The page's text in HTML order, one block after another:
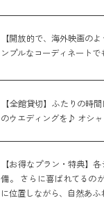
【開放的で、海外映画の
ンプルなコーディネート
【全館貸切】ふたりの時
のウエディングを♪ オシャ
【お得なプラン・特典】
備。 さらに喜ばれてるの
に位置しながら、自然あ